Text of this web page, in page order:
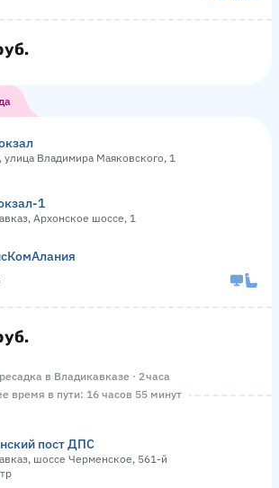
улица Владимира Маяковского, 1
1
Архонское шоссе, 1
в Владикавказе · 2 часа
время в пути: 16 часов 55 минут
пост ДПС
шоссе Черменское, 561-й